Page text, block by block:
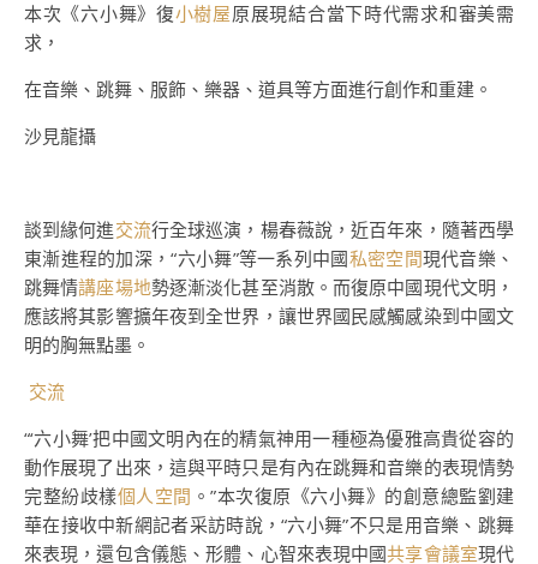
本次《六小舞》復小樹屋原展現結合當下時代需求和審美需
求，
在音樂、跳舞、服飾、樂器、道具等方面進行創作和重建。
沙見龍攝
談到緣何進交流行全球巡演，楊春薇說，近百年來，隨著西學
東漸進程的加深，“六小舞”等一系列中國私密空間現代音樂、
跳舞情講座場地勢逐漸淡化甚至消散。而復原中國現代文明，
應該將其影響擴年夜到全世界，讓世界國民感觸感染到中國文
明的胸無點墨。
交流
“‘六小舞’把中國文明內在的精氣神用一種極為優雅高貴從容的
動作展現了出來，這與平時只是有內在跳舞和音樂的表現情勢
完整紛歧樣個人空間 。”本次復原《六小舞》的創意總監劉建
華在接收中新網記者采訪時說，“六小舞”不只是用音樂、跳舞
來表現，還包含儀態、形體、心智來表現中國共享會議室現代